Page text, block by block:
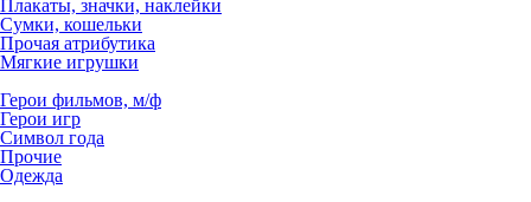
Плакаты, значки, наклейки
Сумки, кошельки
Прочая атрибутика
Мягкие игрушки
Герои фильмов, м/ф
Герои игр
Символ года
Прочие
Одежда